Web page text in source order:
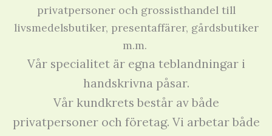
privatpersoner och grossisthandel till
livsmedelsbutiker, presentaffärer, gårdsbutiker
m.m.
Vår specialitet är egna teblandningar i
handskrivna påsar.
Vår kundkrets består av både
privatpersoner och företag. Vi arbetar både